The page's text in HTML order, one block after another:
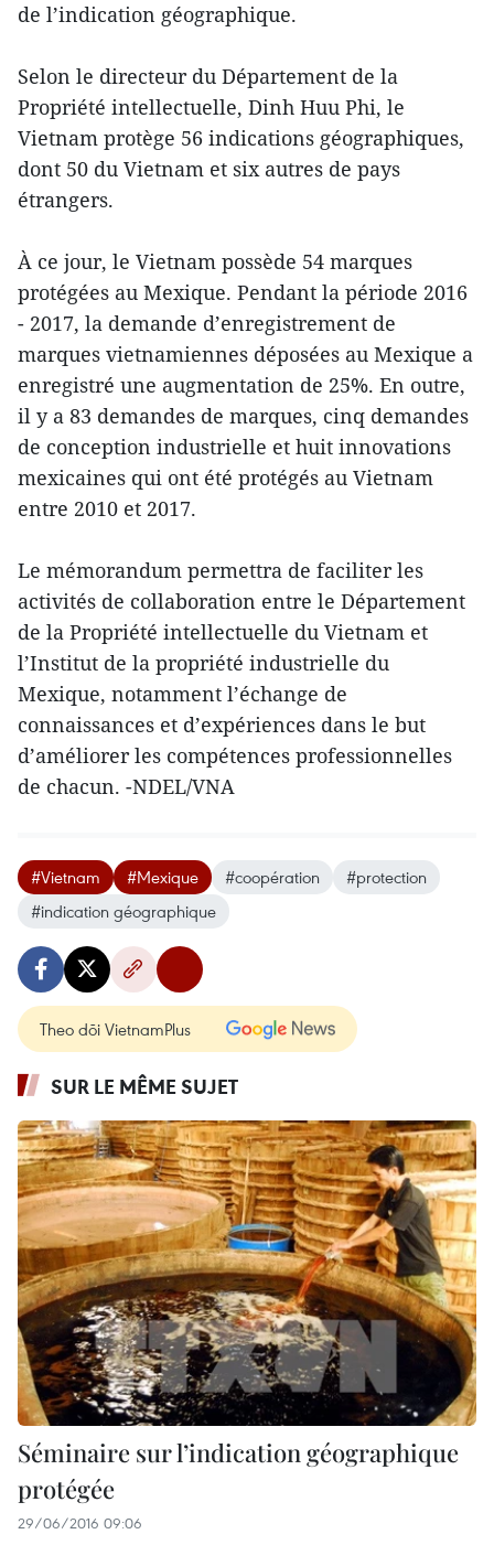
de l’indication géographique.
Selon le directeur du Département de la
Propriété intellectuelle, Dinh Huu Phi, le
Vietnam protège 56 indications géographiques,
dont 50 du Vietnam et six autres de pays
étrangers.
À ce jour, le Vietnam possède 54 marques
protégées au Mexique​. ​Pendant la période 2016
- 2017, la demande d’enregistrement de
marques vietnamiennes déposées au Mexique a
enregistré une augmentation de 25%. En outre,
il y a 83 demandes de marques, cinq demandes
de conception industrielle et huit innovations
mexicaines qui ont été protégés au Vietnam
entre 2010 et 2017.
Le mémorandum permettra de faciliter l​es
activités de collaboration entre le Département
de la Propriété intellectuelle du Vietnam et
l’Institut de la propriété industrielle du
Mexique, notamment l’échange de
connaissances et d’expériences dans le but
d’améliorer les compétences professionnelles
de chacun. -NDEL/VNA
#Vietnam #Mexique #coopération
#protection
#indication géographique
Theo dõi VietnamPlus
SUR LE MÊME SUJET
Séminaire sur l’indication géographique
protégée
29/06/2016 09:06